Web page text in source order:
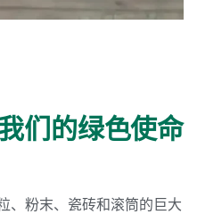
们的绿色使命
、粉末、瓷砖和滚筒的巨大